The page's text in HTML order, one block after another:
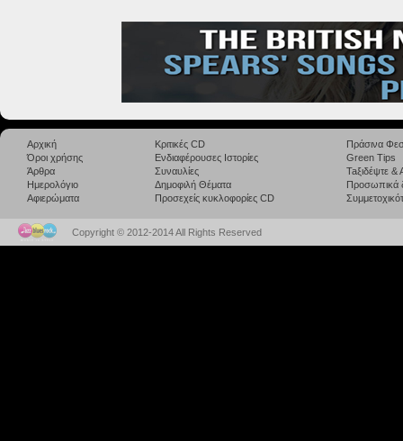
Αρχική
Όροι χρήσης
Άρθρα
Ημερολόγιο
Αφιερώματα
Κριτικές CD
Ενδιαφέρουσες Ιστορίες
Συναυλίες
Δημοφιλή Θέματα
Προσεχείς κυκλοφορίες CD
Πράσινα
Green Tips
Taξιδέψτε
Προσωπικά
Copyright © 2012-2014 All Rights Reserved